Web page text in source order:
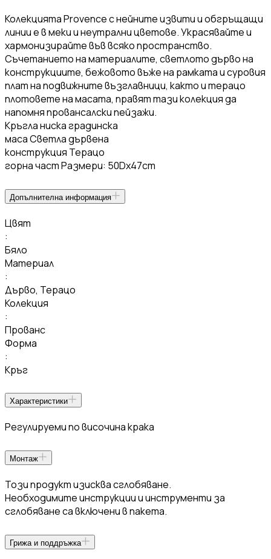
Колекцията Provence с нейните извити и обгръщащи
линии е в меки и неутрални цветове. Украсявайте и
хармонизирайте във всяко пространство.
Съчетанието на материалите, светлото дърво на
конструкциите, бежовото въже на рамката и суровия
плат на подвижните възглавници, както и терацо
плотовете на масата, правят тази колекция да
напомня провансалски пейзажи.
Кръгла ниска градинска
маса Светла дървена
конструкция Терацо
горна част Размери: 50Dx47cm
Допълнителна информация
Цвят
:
Бяло
Материал
:
Дърво, Терацо
Колекция
:
Прованс
Форма
:
Кръг
Характеристики
Регулируеми по височина крака
Монтаж
Този продукт изисква сглобяване.
Необходимите инструкции и инструменти за
сглобяване са включени в пакета.
Грижа и поддръжка